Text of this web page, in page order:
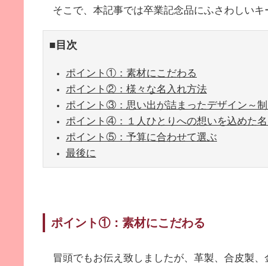
そこで、本記事では卒業記念品にふさわしいキ
■目次
ポイント①：素材にこだわる
ポイント②：様々な名入れ方法
ポイント③：思い出が詰まったデザイン～
ポイント④：１人ひとりへの想いを込めた
ポイント⑤：予算に合わせて選ぶ
最後に
ポイント①：素材にこだわる
冒頭でもお伝え致しましたが、革製、合皮製